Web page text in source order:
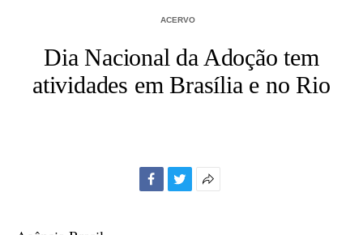
ACERVO
Dia Nacional da Adoção tem
atividades em Brasília e no Rio